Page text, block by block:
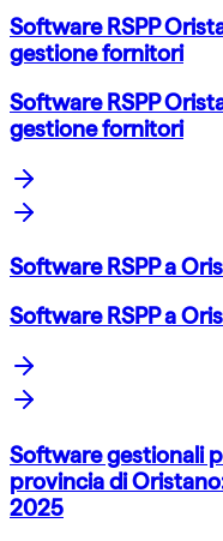
Software RSPP
gestione fornitori
Software RSPP
gestione fornitori
Software RSPP a
Software RSPP a
Software gestionali
provincia di
2025